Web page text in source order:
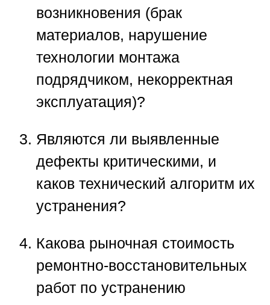
возникновения (брак
материалов, нарушение
технологии монтажа
подрядчиком, некорректная
эксплуатация)?
Являются ли выявленные
дефекты критическими, и
каков технический алгоритм их
устранения?
Какова рыночная стоимость
ремонтно-восстановительных
работ по устранению